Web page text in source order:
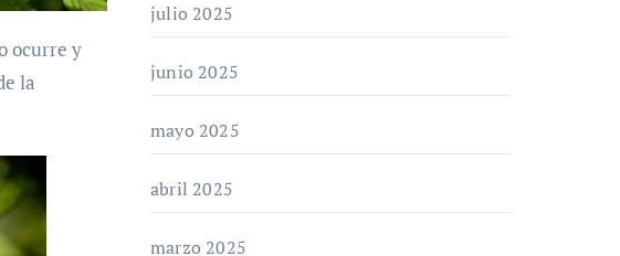
la
julio 2025
junio 2025
mayo 2025
abril 2025
marzo 2025